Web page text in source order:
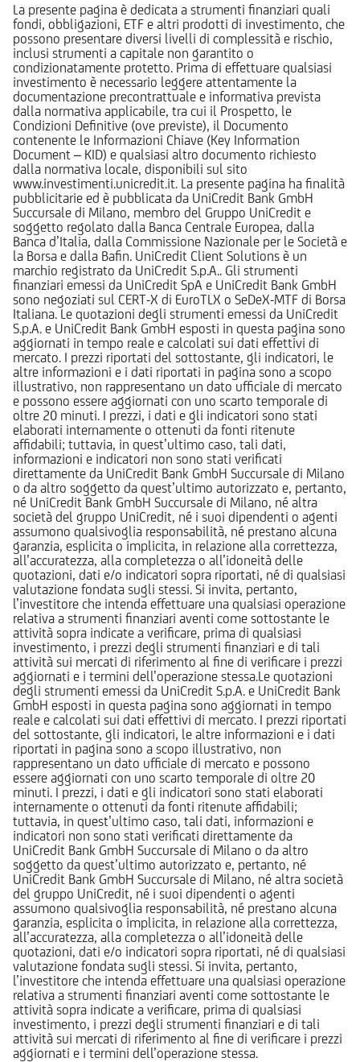
La presente pagina è dedicata a strumenti finanziari quali
fondi, obbligazioni, ETF e altri prodotti di investimento, che
possono presentare diversi livelli di complessità e rischio,
inclusi strumenti a capitale non garantito o
condizionatamente protetto. Prima di effettuare qualsiasi
investimento è necessario leggere attentamente la
documentazione precontrattuale e informativa prevista
dalla normativa applicabile, tra cui il Prospetto, le
Condizioni Definitive (ove previste), il Documento
contenente le Informazioni Chiave (Key Information
Document – KID) e qualsiasi altro documento richiesto
dalla normativa locale, disponibili sul sito
www.investimenti.unicredit.it. La presente pagina ha finalità
pubblicitarie ed è pubblicata da UniCredit Bank GmbH
Succursale di Milano, membro del Gruppo UniCredit e
soggetto regolato dalla Banca Centrale Europea, dalla
Banca d’Italia, dalla Commissione Nazionale per le Società e
la Borsa e dalla Bafin. UniCredit Client Solutions è un
marchio registrato da UniCredit S.p.A.. Gli strumenti
finanziari emessi da UniCredit SpA e UniCredit Bank GmbH
sono negoziati sul CERT-X di EuroTLX o SeDeX-MTF di Borsa
Italiana. Le quotazioni degli strumenti emessi da UniCredit
S.p.A. e UniCredit Bank GmbH esposti in questa pagina sono
aggiornati in tempo reale e calcolati sui dati effettivi di
mercato. I prezzi riportati del sottostante, gli indicatori, le
altre informazioni e i dati riportati in pagina sono a scopo
illustrativo, non rappresentano un dato ufficiale di mercato
e possono essere aggiornati con uno scarto temporale di
oltre 20 minuti. I prezzi, i dati e gli indicatori sono stati
elaborati internamente o ottenuti da fonti ritenute
affidabili; tuttavia, in quest’ultimo caso, tali dati,
informazioni e indicatori non sono stati verificati
direttamente da UniCredit Bank GmbH Succursale di Milano
o da altro soggetto da quest’ultimo autorizzato e, pertanto,
né UniCredit Bank GmbH Succursale di Milano, né altra
società del gruppo UniCredit, né i suoi dipendenti o agenti
assumono qualsivoglia responsabilità, né prestano alcuna
garanzia, esplicita o implicita, in relazione alla correttezza,
all’accuratezza, alla completezza o all’idoneità delle
quotazioni, dati e/o indicatori sopra riportati, né di qualsiasi
valutazione fondata sugli stessi. Si invita, pertanto,
l’investitore che intenda effettuare una qualsiasi operazione
relativa a strumenti finanziari aventi come sottostante le
attività sopra indicate a verificare, prima di qualsiasi
investimento, i prezzi degli strumenti finanziari e di tali
attività sui mercati di riferimento al fine di verificare i prezzi
aggiornati e i termini dell’operazione stessa.Le quotazioni
degli strumenti emessi da UniCredit S.p.A. e UniCredit Bank
GmbH esposti in questa pagina sono aggiornati in tempo
reale e calcolati sui dati effettivi di mercato. I prezzi riportati
del sottostante, gli indicatori, le altre informazioni e i dati
riportati in pagina sono a scopo illustrativo, non
rappresentano un dato ufficiale di mercato e possono
essere aggiornati con uno scarto temporale di oltre 20
minuti. I prezzi, i dati e gli indicatori sono stati elaborati
internamente o ottenuti da fonti ritenute affidabili;
tuttavia, in quest’ultimo caso, tali dati, informazioni e
indicatori non sono stati verificati direttamente da
UniCredit Bank GmbH Succursale di Milano o da altro
soggetto da quest’ultimo autorizzato e, pertanto, né
UniCredit Bank GmbH Succursale di Milano, né altra società
del gruppo UniCredit, né i suoi dipendenti o agenti
assumono qualsivoglia responsabilità, né prestano alcuna
garanzia, esplicita o implicita, in relazione alla correttezza,
all’accuratezza, alla completezza o all’idoneità delle
quotazioni, dati e/o indicatori sopra riportati, né di qualsiasi
valutazione fondata sugli stessi. Si invita, pertanto,
l’investitore che intenda effettuare una qualsiasi operazione
relativa a strumenti finanziari aventi come sottostante le
attività sopra indicate a verificare, prima di qualsiasi
investimento, i prezzi degli strumenti finanziari e di tali
attività sui mercati di riferimento al fine di verificare i prezzi
aggiornati e i termini dell’operazione stessa.